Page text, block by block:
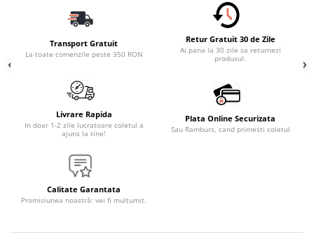
Transport Gratuit
La toate comenzile peste 350 RON
Retur Gratuit 30 de Zile
Ai pana la 30 zile sa returnezi
produsul.
Livrare Rapida
In doar 1-2 zile lucratoare coletul a
ajuns la tine!
Plata Online Securizata
Sau Ramburs, cand primesti coletul
Calitate Garantata
Promisiunea noastră: vei fi mulțumit.